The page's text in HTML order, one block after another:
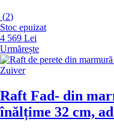
(2)
Stoc epuizat
4 569 Lei
Urmărește
Zuiver
Raft Fad- din
înălțime 32 cm,